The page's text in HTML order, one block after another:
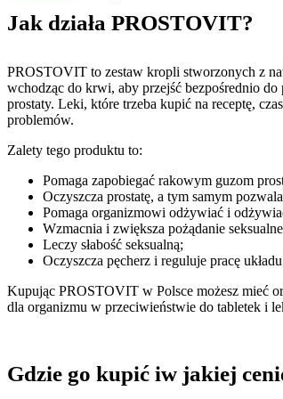
Jak działa PROSTOVIT?
PROSTOVIT to zestaw kropli stworzonych z
wchodząc do krwi, aby przejść bezpośrednio
prostaty. Leki, które trzeba kupić na receptę,
problemów.
Zalety tego produktu to:
Pomaga zapobiegać rakowym guzom
Oczyszcza prostatę, a tym samym
Pomaga organizmowi odżywiać i
Wzmacnia i zwiększa pożądanie
Leczy słabość seksualną;
Oczyszcza pęcherz i reguluje pracę
Kupując PROSTOVIT w Polsce możesz mieć
dla organizmu w przeciwieństwie do tabletek i
Gdzie go kupić iw jakiej